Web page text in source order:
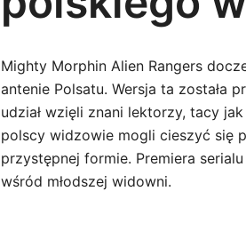
Mighty Morphin Alien Rangers
antenie Polsatu. Wersja ta została
udział wzięli znani lektorzy, tacy
polscy widzowie mogli cieszyć się
przystępnej formie. Premiera
wśród młodszej widowni.